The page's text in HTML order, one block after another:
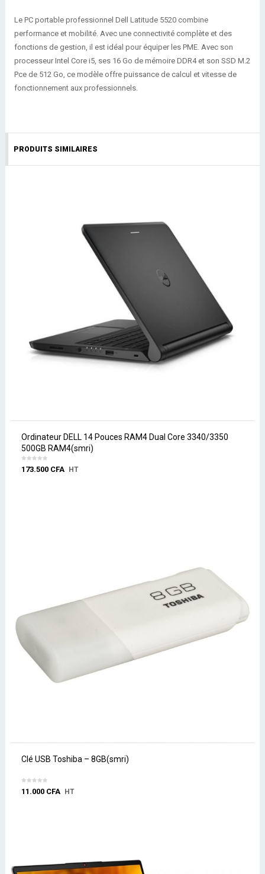
Le PC portable professionnel Dell Latitude 5520 combine
performance et mobilité. Avec une connectivité complète et des
fonctions de gestion, il est idéal pour équiper les PME. Avec son
processeur Intel Core i5, ses 16 Go de mémoire DDR4 et son SSD M.2
Pce de 512 Go, ce modèle offre puissance de calcul et vitesse de
fonctionnement aux professionnels.
PRODUITS SIMILAIRES
Ordinateur DELL 14 Pouces RAM4 Dual Core 3340/3350
500GB RAM4(smri)
173.500 CFA HT
Clé USB Toshiba – 8GB(smri)
11.000 CFA HT